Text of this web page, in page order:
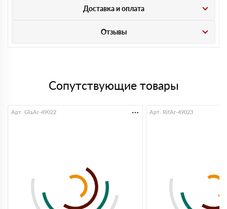
Доставка и оплата
Отзывы
Сопутствующие товары
Арт. GlaAr-49022 Арт. RifAr-49023